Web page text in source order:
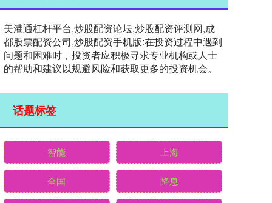
美港通杠杆平台,炒股配资论坛,炒股配资评测网,成
都股票配资公司,炒股配资手机版:在投资过程中遇到
问题和困难时，投资者应积极寻求专业机构或人士
的帮助和建议以规避风险和获取更多的投资机会。
话题标签
智能 上海
全国 降息